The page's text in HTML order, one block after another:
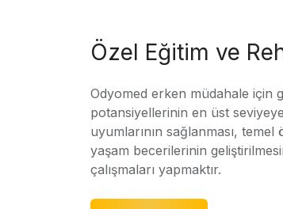
Özel Eğitim ve
Odyomed erken müdahale için
potansiyellerinin en üst
uyumlarının sağlanması, temel
yaşam becerilerinin
çalışmaları yapmaktır.